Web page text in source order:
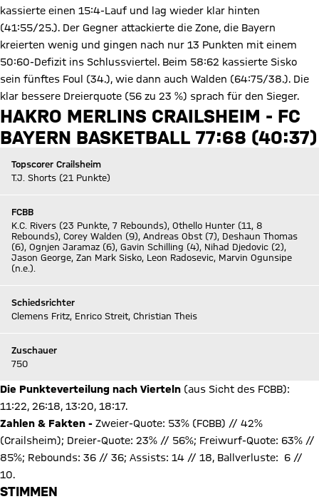
kassierte einen 15:4-Lauf und lag wieder klar hinten
(41:55/25.). Der Gegner attackierte die Zone, die Bayern
kreierten wenig und gingen nach nur 13 Punkten mit einem
50:60-Defizit ins Schlussviertel. Beim 58:62 kassierte Sisko
sein fünftes Foul (34.), wie dann auch Walden (64:75/38.). Die
klar bessere Dreierquote (56 zu 23 %) sprach für den Sieger.
HAKRO MERLINS CRAILSHEIM - FC
BAYERN BASKETBALL 77:68 (40:37)
Topscorer Crailsheim
T.J. Shorts (21 Punkte)
FCBB
K.C. Rivers (23 Punkte, 7 Rebounds), Othello Hunter (11, 8
Rebounds), Corey Walden (9), Andreas Obst (7), Deshaun Thomas
(6), Ognjen Jaramaz (6), Gavin Schilling (4), Nihad Djedovic (2),
Jason George, Zan Mark Sisko, Leon Radosevic, Marvin Ogunsipe
(n.e.).
Schiedsrichter
Clemens Fritz, Enrico Streit, Christian Theis
Zuschauer
750
Die Punkteverteilung nach Vierteln (aus Sicht des FCBB):
11:22, 26:18, 13:20, 18:17.
Zahlen & Fakten - Zweier-Quote: 53% (FCBB) // 42%
(Crailsheim); Dreier-Quote: 23% // 56%; Freiwurf-Quote: 63% //
85%; Rebounds: 36 // 36; Assists: 14 // 18, Ballverluste: 6 //
10.
STIMMEN